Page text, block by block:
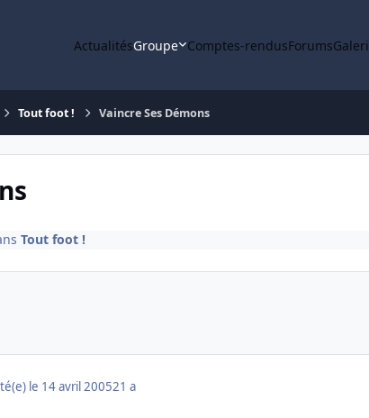
ActualitésGroupe Comptes-rendusForums
Tout foot ! Vaincre Ses Démons
Tout foot !
le 14 avril 200521 a